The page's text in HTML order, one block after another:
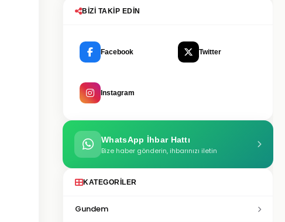
BIZI TAKIP EDIN
Facebook Twitter
Instagram
WhatsApp İhbar Hattı
Bize haber gönderin, ihbarınızı iletin
KATEGORILER
Gundem